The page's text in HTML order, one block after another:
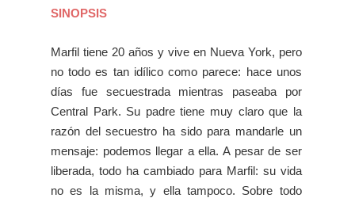
SINOPSIS
Marfil tiene 20 años y vive en Nueva York, pero
no todo es tan idílico como parece: hace unos
días fue secuestrada mientras paseaba por
Central Park. Su padre tiene muy claro que la
razón del secuestro ha sido para mandarle un
mensaje: podemos llegar a ella. A pesar de ser
liberada, todo ha cambiado para Marfil: su vida
no es la misma, y ella tampoco. Sobre todo